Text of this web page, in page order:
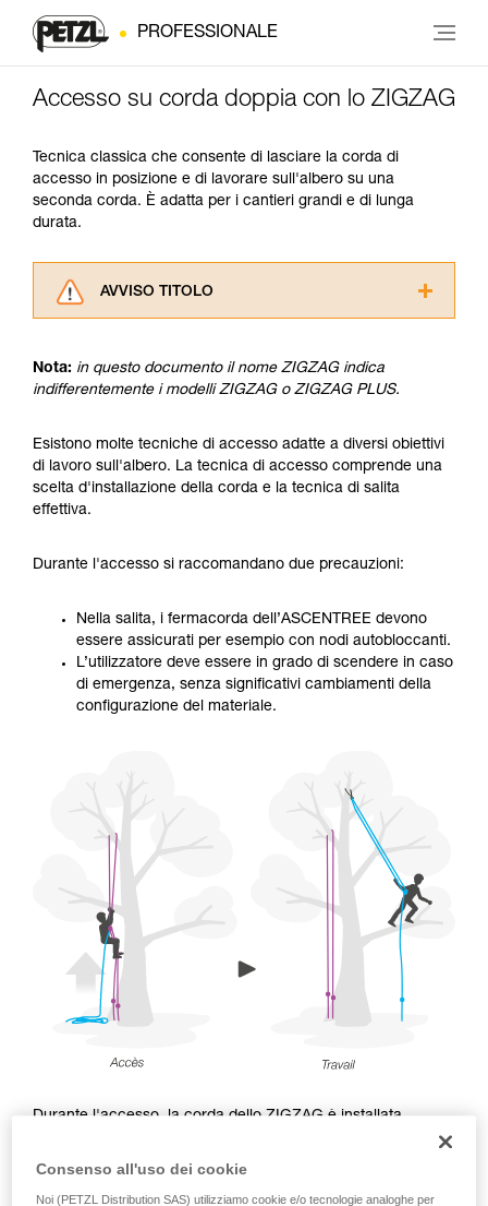
PROFESSIONALE
Accesso su corda doppia con lo ZIGZAG
Tecnica classica che consente di lasciare la corda di
accesso in posizione e di lavorare sull'albero su una
seconda corda. È adatta per i cantieri grandi e di lunga
durata.
AVVISO TITOLO
consultarlo. Dovete aver compreso le
informazioni dell’istruzione tecnica per poter
La padronanza di queste tecniche richiede una
formazione ed un addestramento specifico.
Verificate con un professionista la vostra
attività. Ne possono esistere altre che non
Nota: in questo documento il nome ZIGZAG indica
indifferentemente i modelli ZIGZAG o ZIGZAG PLUS.
Esistono molte tecniche di accesso adatte a diversi obiettivi
di lavoro sull'albero. La tecnica di accesso comprende una
scelta d'installazione della corda e la tecnica di salita
effettiva.
Durante l'accesso si raccomandano due precauzioni:
Nella salita, i fermacorda dell’ASCENTREE devono
essere assicurati per esempio con nodi autobloccanti.
L’utilizzatore deve essere in grado di scendere in caso
di emergenza, senza significativi cambiamenti della
configurazione del materiale.
Durante l'accesso, la corda dello ZIGZAG è installata
Consenso all'uso dei cookie
Noi (PETZL Distribution SAS) utilizziamo cookie e/o tecnologie analoghe per